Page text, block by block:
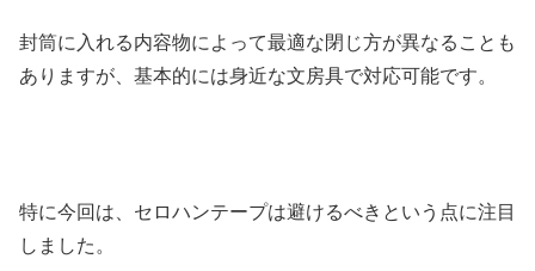
封筒に入れる内容物によって最適な閉じ方が異なることも
ありますが、基本的には身近な文房具で対応可能です。
特に今回は、セロハンテープは避けるべきという点に注目
しました。